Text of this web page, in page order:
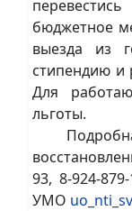
бюджетное
выезда из
стипендию и
Для
льготы.
93, 8-924-
УМО